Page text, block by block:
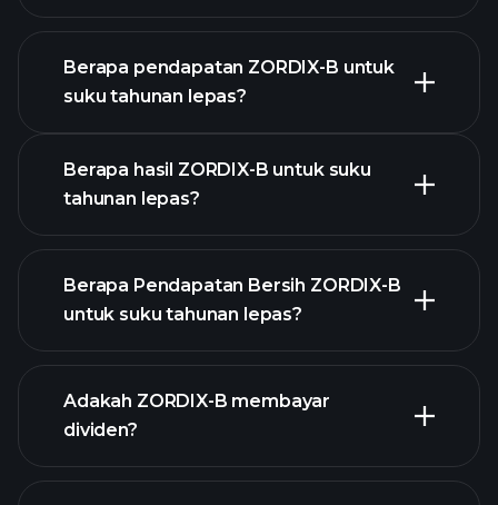
Berapa pendapatan ZORDIX-B untuk
suku tahunan lepas?
Berapa hasil ZORDIX-B untuk suku
tahunan lepas?
laporan kewangan
ZORDIX-B
Berapa Pendapatan Bersih ZORDIX-B
untuk suku tahunan lepas?
Adakah ZORDIX-B membayar
dividen?